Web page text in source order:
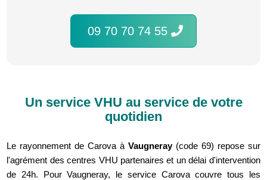
09 70 70 74 55
Un service VHU au service de votre
quotidien
Le rayonnement de Carova à Vaugneray(code 69) repose sur
l'agrément des centres VHU partenaires et un délai d'intervention
de 24h. Pour Vaugneray, le service Carova couvre tous les